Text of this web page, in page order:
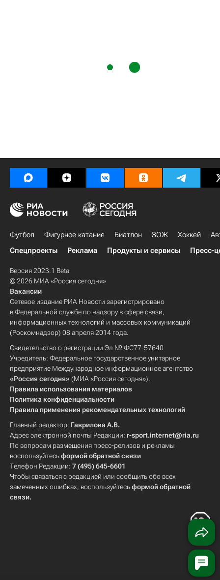
Футбол Фигурное катание Биатлон ЗОЖ Хоккей
Спецпроекты
Реклама Продукты и сервисы Пресс-
Версия 2023.1 Beta
© 2026 МИА «Россия сегодня»
Вакансии
Сетевое издание РИА Новости зарегистрировано
в Федеральной службе по надзору в сфере связи,
информационных технологий и массовых коммуникаций
(Роскомнадзор) 08 апреля 2014 года.
Свидетельство о регистрации Эл № ФС77-57640
Учредитель: Федеральное государственное унитарное
предприятие Международное информационное агентство
«Россия сегодня» (МИА «Россия сегодня»).
Правила использования материалов
Политика конфиденциальности
Правила применения рекомендательных технологий
Главный редактор: Гаврилова А.В.
Адрес электронной почты Редакции: r-sport.internet@ria.ru
По вопросам размещения пресс-релизов и рекламы
воспользуйтесьформой обратной связи
Телефон Редакции: 7 (495) 645-6601
Чтобы связаться с редакцией или сообщить обо всех
замеченных ошибках, воспользуйтесьформой обратной
связи.